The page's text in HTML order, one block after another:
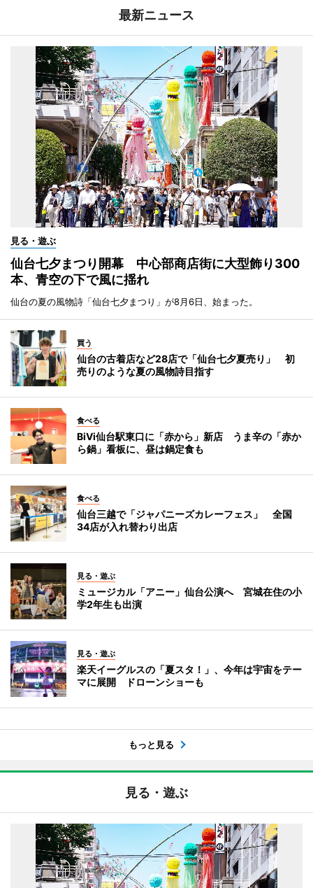
最新ニュース
見る・遊ぶ
仙台七夕まつり開幕 中心部商店街に大型飾り300
本、青空の下で風に揺れ
仙台の夏の風物詩「仙台七夕まつり」が8月6日、始まった。
買う
仙台の古着店など28店で「仙台七夕夏売り」 初
売りのような夏の風物詩目指す
食べる
BiVi仙台駅東口に「赤から」新店 うま辛の「赤か
ら鍋」看板に、昼は鍋定食も
食べる
仙台三越で「ジャパニーズカレーフェス」 全国
34店が入れ替わり出店
見る・遊ぶ
ミュージカル「アニー」仙台公演へ 宮城在住の小
学2年生も出演
見る・遊ぶ
楽天イーグルスの「夏スタ！」、今年は宇宙をテー
マに展開 ドローンショーも
もっと見る
見る・遊ぶ